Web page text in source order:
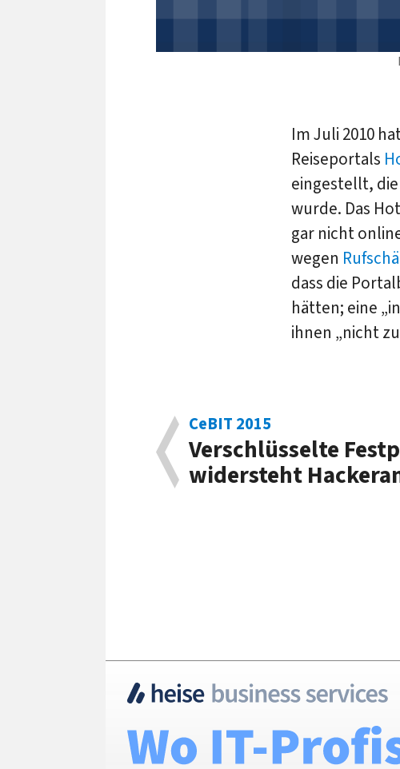
Im Juli 2010
Reiseportals
eingestellt,
wurde. Das
gar nicht
wegen
dass die
hätten; eine
ihnen „nicht
CeBIT 2015
Verschlüsselte
widersteht